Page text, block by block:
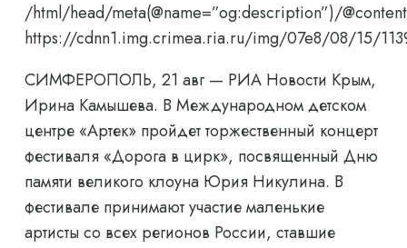
/html/head/meta(@name=”og:description”)/@content
https://cdnn1.img.crimea.ria.ru/img/07e8/08/15/
СИМФЕРОПОЛЬ, 21 авг — РИА Новости Крым,
Ирина Камышева. В Международном детском
центре «Артек» пройдет торжественный концерт
фестиваля «Дорога в цирк», посвященный Дню
памяти великого клоуна Юрия Никулина. В
фестивале принимают участие маленькие
артисты со всех регионов России, ставшие